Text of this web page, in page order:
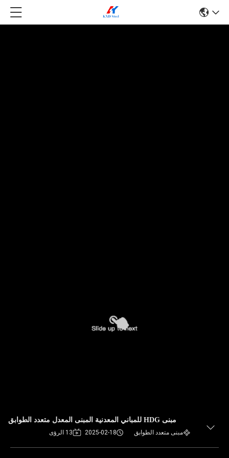
مبنى HDG للمباني المعدنية المبنى المعدل متعدد الطوابق
مبنى متعدد الطوابق 2025-02-18 13 الرؤى